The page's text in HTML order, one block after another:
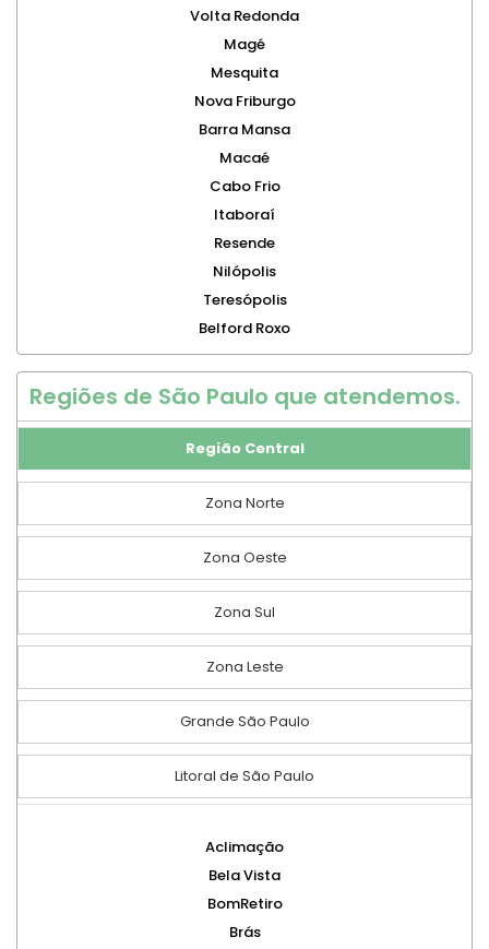
Volta Redonda
Magé
Mesquita
Nova Friburgo
Barra Mansa
Macaé
Cabo Frio
Itaboraí
Resende
Nilópolis
Teresópolis
Belford Roxo
Regiões de São Paulo que atendemos.
Região Central
Zona Norte
Zona Oeste
Zona Sul
Zona Leste
Grande São Paulo
Litoral de São Paulo
Aclimação
Bela Vista
BomRetiro
Brás